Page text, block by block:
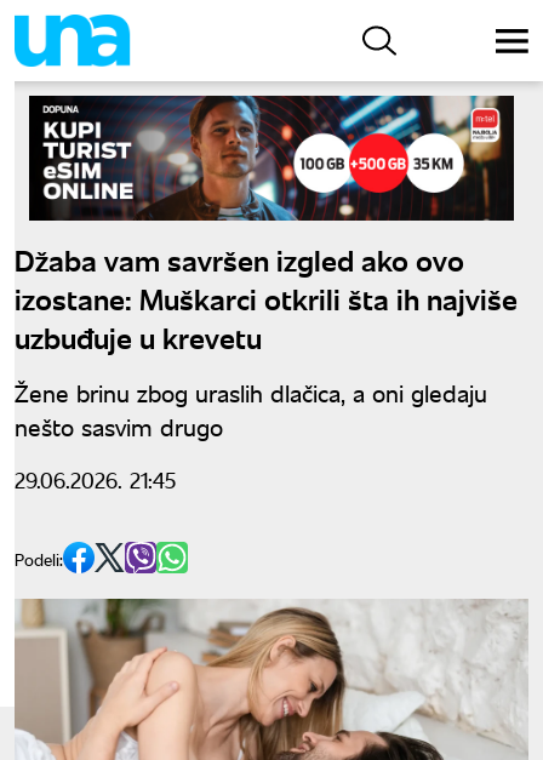
Džaba vam savršen izgled ako ovo
izostane: Muškarci otkrili šta ih najviše
uzbuđuje u krevetu
Žene brinu zbog uraslih dlačica, a oni gledaju
nešto sasvim drugo
29.06.2026. 21:45
Podeli: